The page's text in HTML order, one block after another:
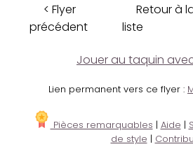
< Flyer
précédent
Retour à
liste
Jouer au taquin
Lien permanent vers ce flyer :
Pièces remarquables | Aide |
de style |